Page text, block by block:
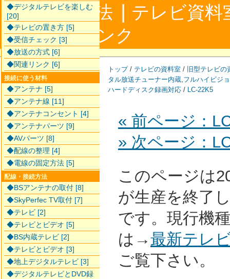
配線接続方法 | テレビ資料
合わせ|リンク
トップ/ テレビの資料室 / 旧型テレビの
タル放送チューナー内蔵,フルハイビジ
ハードディスク録画対応 / LC-22K5
« 前ページ：
» 次ページ：
このページは
が生産を終了
です。現行機
は→最新テレ
ご覧下さい。
◆デジタルテレビを楽しむ
[20]
◆テレビの置き方 [5]
◆受信チェック [3]
◆放送の方式 [6]
◆関連リンク [6]
接続に使う材料
◆アンテナ [5]
◆アンテナ線 [11]
◆アンテナコンセント [4]
◆アンテナパーツ [9]
◆AVパーツ [8]
◆配線の整理 [4]
◆電線の固定方法 [5]
配線・接続方法
◆BSアンテナの取付 [8]
◆SkyPerfec TV取付 [7]
◆テレビ [2]
◆テレビとビデオ [5]
◆BS内蔵テレビ [2]
◆テレビとビデオ [3]
◆地上デジタルテレビ [3]
◆デジタルテレビとDVD録